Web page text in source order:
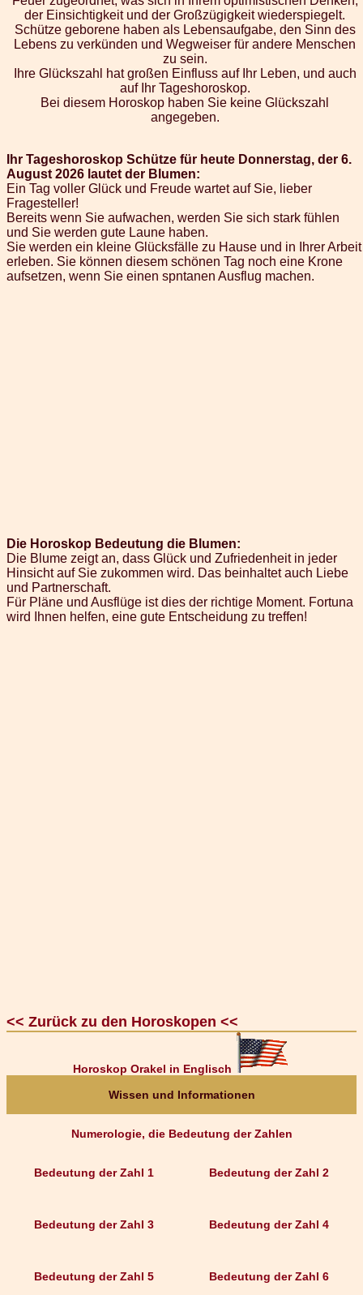
der Einsichtigkeit und der Großzügigkeit wiederspiegelt.
Schütze geborene haben als Lebensaufgabe, den Sinn des
Lebens zu verkünden und Wegweiser für andere Menschen
zu sein.
Ihre Glückszahl hat großen Einfluss auf Ihr Leben, und auch
auf Ihr Tageshoroskop.
Bei diesem Horoskop haben Sie keine Glückszahl
angegeben.
Ihr Tageshoroskop Schütze für heute Donnerstag, der 6.
August 2026 lautet der Blumen:
Ein Tag voller Glück und Freude wartet auf Sie, lieber
Fragesteller!
Bereits wenn Sie aufwachen, werden Sie sich stark fühlen
und Sie werden gute Laune haben.
Sie werden ein kleine Glücksfälle zu Hause und in Ihrer Arbeit
erleben. Sie können diesem schönen Tag noch eine Krone
aufsetzen, wenn Sie einen spntanen Ausflug machen.
Die Horoskop Bedeutung die Blumen:
Die Blume zeigt an, dass Glück und Zufriedenheit in jeder
Hinsicht auf Sie zukommen wird. Das beinhaltet auch Liebe
und Partnerschaft.
Für Pläne und Ausflüge ist dies der richtige Moment. Fortuna
wird Ihnen helfen, eine gute Entscheidung zu treffen!
<< Zurück zu den Horoskopen <<
Horoskop Orakel in Englisch
Wissen und Informationen
Numerologie, die Bedeutung der Zahlen
Bedeutung der Zahl 1
Bedeutung der Zahl 3
Bedeutung der Zahl 5
Bedeutung der Zahl 2
Bedeutung der Zahl 4
Bedeutung der Zahl 6